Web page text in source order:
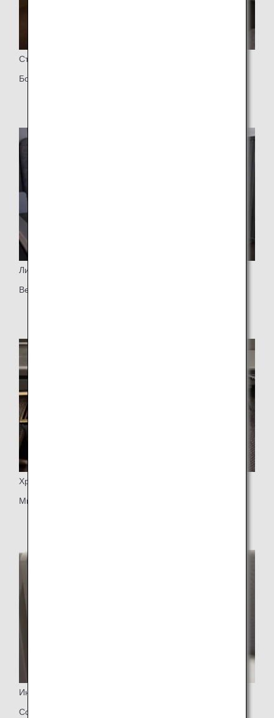
Столик
Большой столик
Личная вешалка
Вешалка для пиджаков
Хранение
Много места для хранения
Индивидуальное освещение
Современная технология освещения с различными